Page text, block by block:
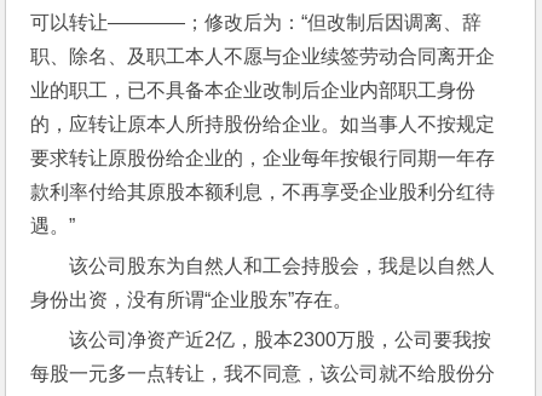
可以转让――――；修改后为：“但改制后因调离、辞
职、除名、及职工本人不愿与企业续签劳动合同离开企
业的职工，已不具备本企业改制后企业内部职工身份
的，应转让原本人所持股份给企业。如当事人不按规定
要求转让原股份给企业的，企业每年按银行同期一年存
款利率付给其原股本额利息，不再享受企业股利分红待
遇。”
该公司股东为自然人和工会持股会，我是以自然人
身份出资，没有所谓“企业股东”存在。
该公司净资产近2亿，股本2300万股，公司要我按
每股一元多一点转让，我不同意，该公司就不给股份分